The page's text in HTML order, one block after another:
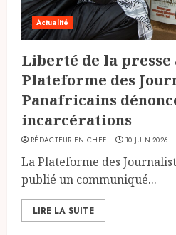
Actualité
Liberté de la presse
Plateforme des
Panafricains
incarcérations
RÉDACTEUR EN CHEF 10 JUIN 2026
La Plateforme des
publié un communiqué...
LIRE LA SUITE